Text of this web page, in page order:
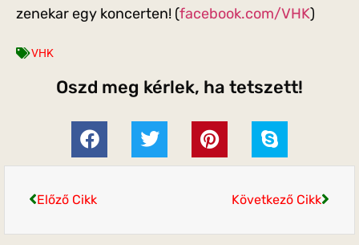
zenekar egy koncerten! (facebook.com/VHK)
VHK
Oszd meg kérlek, ha tetszett!
Előző Cikk Következő Cikk